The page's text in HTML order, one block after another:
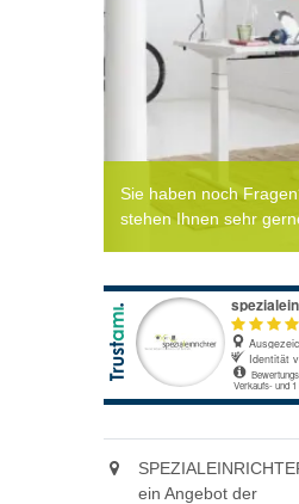
Sie haben noch
stehen Ihnen sehr
ein Angebot der